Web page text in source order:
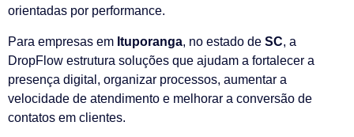
orientadas por performance.
Para empresas em Ituporanga, no estado de SC, a
DropFlow estrutura soluções que ajudam a fortalecer a
presença digital, organizar processos, aumentar a
velocidade de atendimento e melhorar a conversão de
contatos em clientes.